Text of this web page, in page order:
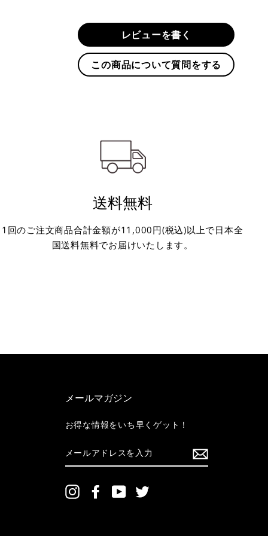
レビューを書く
この商品について質問をする
送料無料
1回のご注文商品合計金額が11,000円(税込)以上で日本全
国送料無料でお届けいたします。
メールマガジン
お得な情報をいち早くゲット！
ー
ル
ド
レ
InstagramFacebookYouTubeTwitter